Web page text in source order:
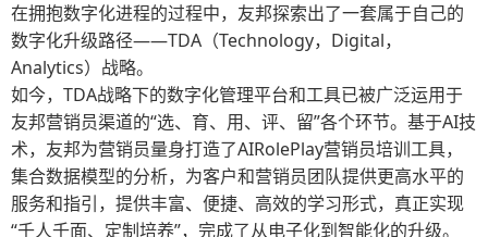
在拥抱数字化进程的过程中，友邦探索出了一套属于自己的
数字化升级路径——TDA（Technology，Digital，
Analytics）战略。
如今，TDA战略下的数字化管理平台和工具已被广泛运用于
友邦营销员渠道的“选、育、用、评、留”各个环节。基于AI技
术，友邦为营销员量身打造了AIRolePlay营销员培训工具，
集合数据模型的分析，为客户和营销员团队提供更高水平的
服务和指引，提供丰富、便捷、高效的学习形式，真正实现
“千人千面、定制培养”，完成了从电子化到智能化的升级。